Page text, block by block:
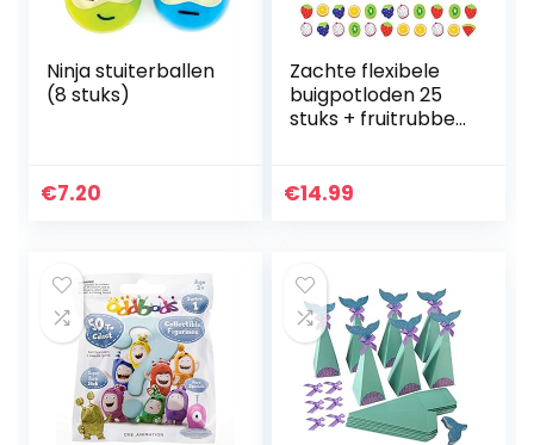
Ninja stuiterballen
(8 stuks)
€7.20
Zachte flexibele
buigpotloden 25
stuks + fruitrubber
voor kinderen,
€14.99